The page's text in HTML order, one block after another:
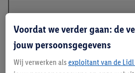
Voordat we verder gaan: de
jouw persoonsgegevens
Wij verwerken als exploitant van de